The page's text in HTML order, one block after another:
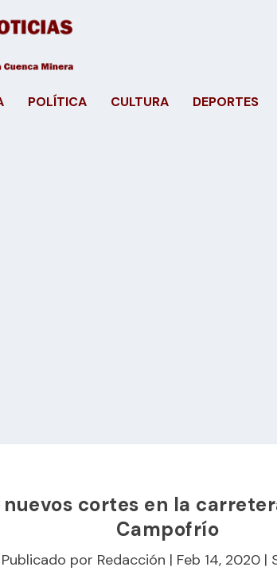
POLÍTICA CULTURA DEPORTES
nuevos cortes en la
Campofrío
Publicado por Redacción | Feb 14, 2020 |